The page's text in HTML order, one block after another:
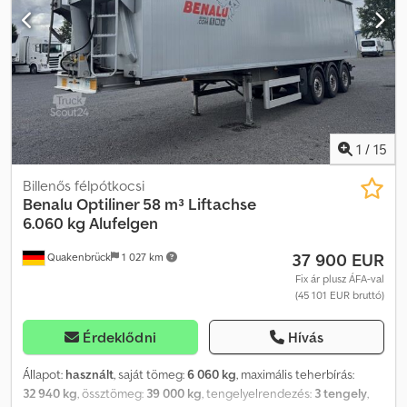
szolgáltatások • A „megbízható minőség” biztonsága • És még sok
más... Kérjük, látogasson el weboldalunkra, ahol speciális
ajánlatokat és a teljes kínálatot találja: A Kleyn Trucksnál a legtöbb
európai országban lehetséges a lízing! Számolja ki gyorsan a
lízingdíját, és küldjön be egy ajánlatot weboldalunkon keresztül.
Kérdezzen rá egyenesen európai garanciánk részleteire.
1 / 15
Quakenbrück 1 027 km
Billenős félpótkocsi
Benalu Optiliner 58 m³ Liftachse
6.060 kg Alufelgen
37 900 EUR
Fix ár plusz ÁFA-val
(45 101 EUR bruttó)
Érdeklődni Hívás
Állapot: használt, saját tömeg:6 060 kg, maximális teherbírás:
32 940 kg, össztömeg: 39 000 kg, tengelyelrendezés: 3 tengely,